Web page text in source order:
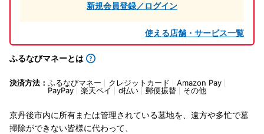
新規会員登録／ログイン
使える店舗・サービス一覧
ふるなびマネーとは
決済方法： ふるなびマネー クレジットカード
Amazon Pay
PayPay
楽天ペイ d払い 郵便振替 その他
京丹後市内に所有または管理されている墓地を、遠方や多忙で墓
掃除ができない皆様に代わって、